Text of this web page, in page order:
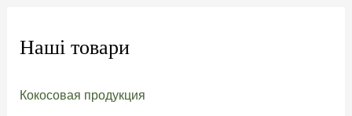
Наші товари
Кокосовая продукция